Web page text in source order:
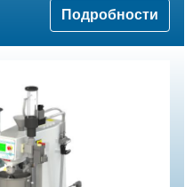
Подробности